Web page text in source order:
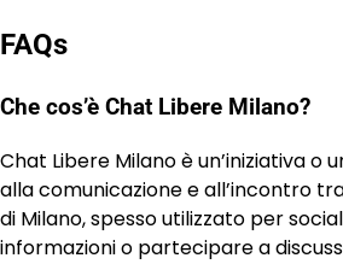
FAQs
Che cos’è Chat Libere Milano?
Chat Libere Milano è un’iniziativa o
alla comunicazione e all’incontro
di Milano, spesso utilizzato per
informazioni o partecipare a